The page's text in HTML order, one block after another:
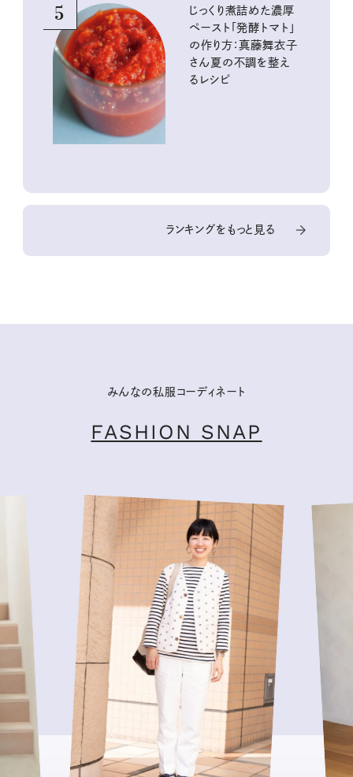
5
じっくり煮詰めた濃厚
ペースト「発酵トマト」
の作り方：真藤舞衣子
さん夏の不調を整え
るレシピ
ランキングをもっと見る
みんなの私服コーディネート
FASHION SNAP